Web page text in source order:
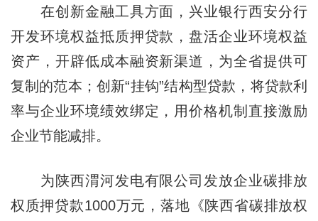
在创新金融工具方面，兴业银行西安分行
开发环境权益抵质押贷款，盘活企业环境权益
资产，开辟低成本融资新渠道，为全省提供可
复制的范本；创新“挂钩”结构型贷款，将贷款利
率与企业环境绩效绑定，用价格机制直接激励
企业节能减排。
为陕西渭河发电有限公司发放企业碳排放
权质押贷款1000万元，落地《陕西省碳排放权